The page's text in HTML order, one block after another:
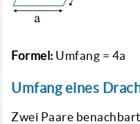
Formel: Umfang = 4a
Umfang eines
Zwei Paare